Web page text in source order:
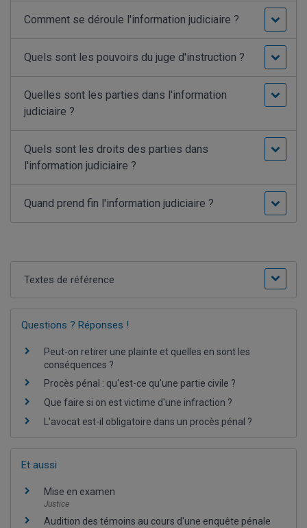
Comment se déroule l'information judiciaire ?
Quels sont les pouvoirs du juge d'instruction ?
Quelles sont les parties dans l'information
judiciaire ?
Quels sont les droits des parties dans
l'information judiciaire ?
Quand prend fin l'information judiciaire ?
Textes de référence
Questions ? Réponses !
Peut-on retirer une plainte et quelles en sont les
conséquences ?
Procès pénal : qu'est-ce qu'une partie civile ?
Que faire si on est victime d'une infraction ?
L'avocat est-il obligatoire dans un procès pénal ?
Et aussi
Mise en examen
Justice
Audition des témoins au cours d'une enquête pénale